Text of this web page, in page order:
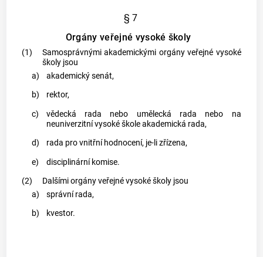
§ 7
Orgány veřejné vysoké školy
(1)
Samosprávnými akademickými orgány veřejné vysoké
školy jsou
a)
akademický senát,
b)
rektor,
c)
vědecká rada nebo umělecká rada nebo na
neuniverzitní vysoké škole akademická rada,
d)
rada pro vnitřní hodnocení, je-li zřízena,
e)
disciplinární komise.
(2)
Dalšími orgány veřejné vysoké školy jsou
a)
správní rada,
b)
kvestor.